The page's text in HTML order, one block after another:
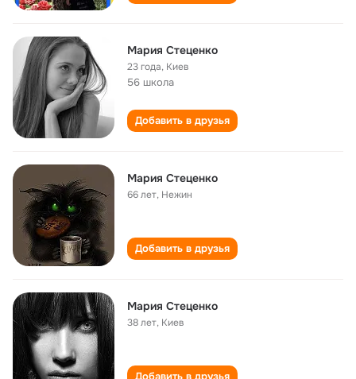
Мария Стеценко
23 года, Киев
56 школа
Добавить в друзья
Мария Стеценко
66 лет, Нежин
Добавить в друзья
Мария Стеценко
38 лет, Киев
Добавить в друзья